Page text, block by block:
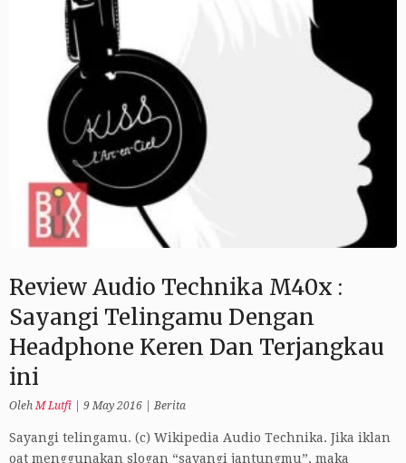
Review Audio Technika M40x :
Sayangi Telingamu Dengan
Headphone Keren Dan Terjangkau
ini
OlehM Lutfi 9 May 2016 |Berita
Sayangi telingamu. (c) Wikipedia Audio Technika. Jika iklan
oat menggunakan slogan “sayangi jantungmu”, maka